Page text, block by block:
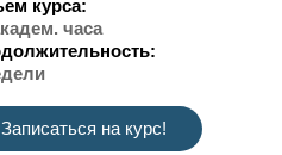
курса:
часа
Записаться на курс!